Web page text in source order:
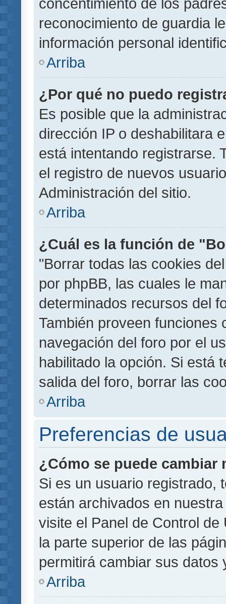
reconocimiento de guardia
información personal
Arriba
¿Por qué no puedo
Es posible que la
dirección IP o deshabilitara
está intentando registrarse.
el registro de nuevos
Administración del sitio.
Arriba
¿Cuál es la función de
"Borrar todas las cookies
por phpBB, las cuales le
determinados recursos del
También proveen funciones
navegación del foro por el
habilitado la opción. Si está
salida del foro, borrar las
Arriba
Preferencias de
¿Cómo se puede
Si es un usuario registrado,
están archivados en
visite el Panel de Control
la parte superior de las
permitirá cambiar sus datos
Arriba